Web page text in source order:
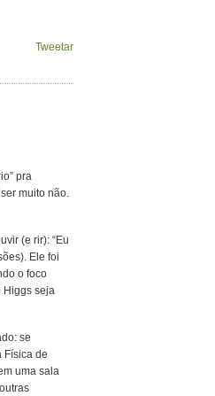
Tweetar
pra
muito não.
(e rir): “Eu
Ele foi
o foco
Higgs seja
se
Física de
uma sala